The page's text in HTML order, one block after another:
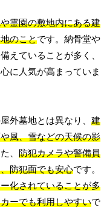
霊園の敷地内にある建
のことです。納骨堂や
えていることが多く、
に人気が高まっていま
外墓地とは異なり、建
風、雪などの天候の影
、防犯カメラや警備員
防犯面でも安心です。
化されていることが多
ーでも利用しやすいで